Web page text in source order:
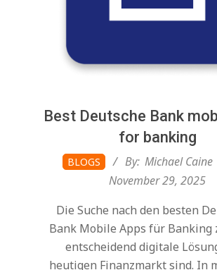
Best Deutsche Bank
for banking
2025-BLOGS By: Michael Caine
November 29, 2025
Die Suche nach den besten
Bank Mobile Apps für Banking
entscheidend digitale
heutigen Finanzmarkt sind. In